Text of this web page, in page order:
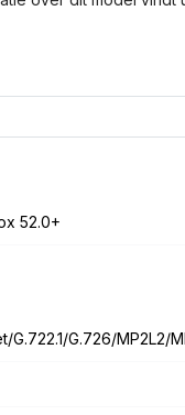
52.0+
G.722.1/G.726/MP2L2/